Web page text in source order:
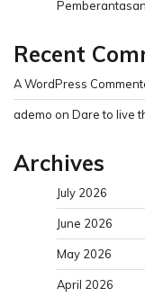
Recent
A WordPress
ademo on Dare to live
Archives
July 2026
June 2026
May 2026
April 2026